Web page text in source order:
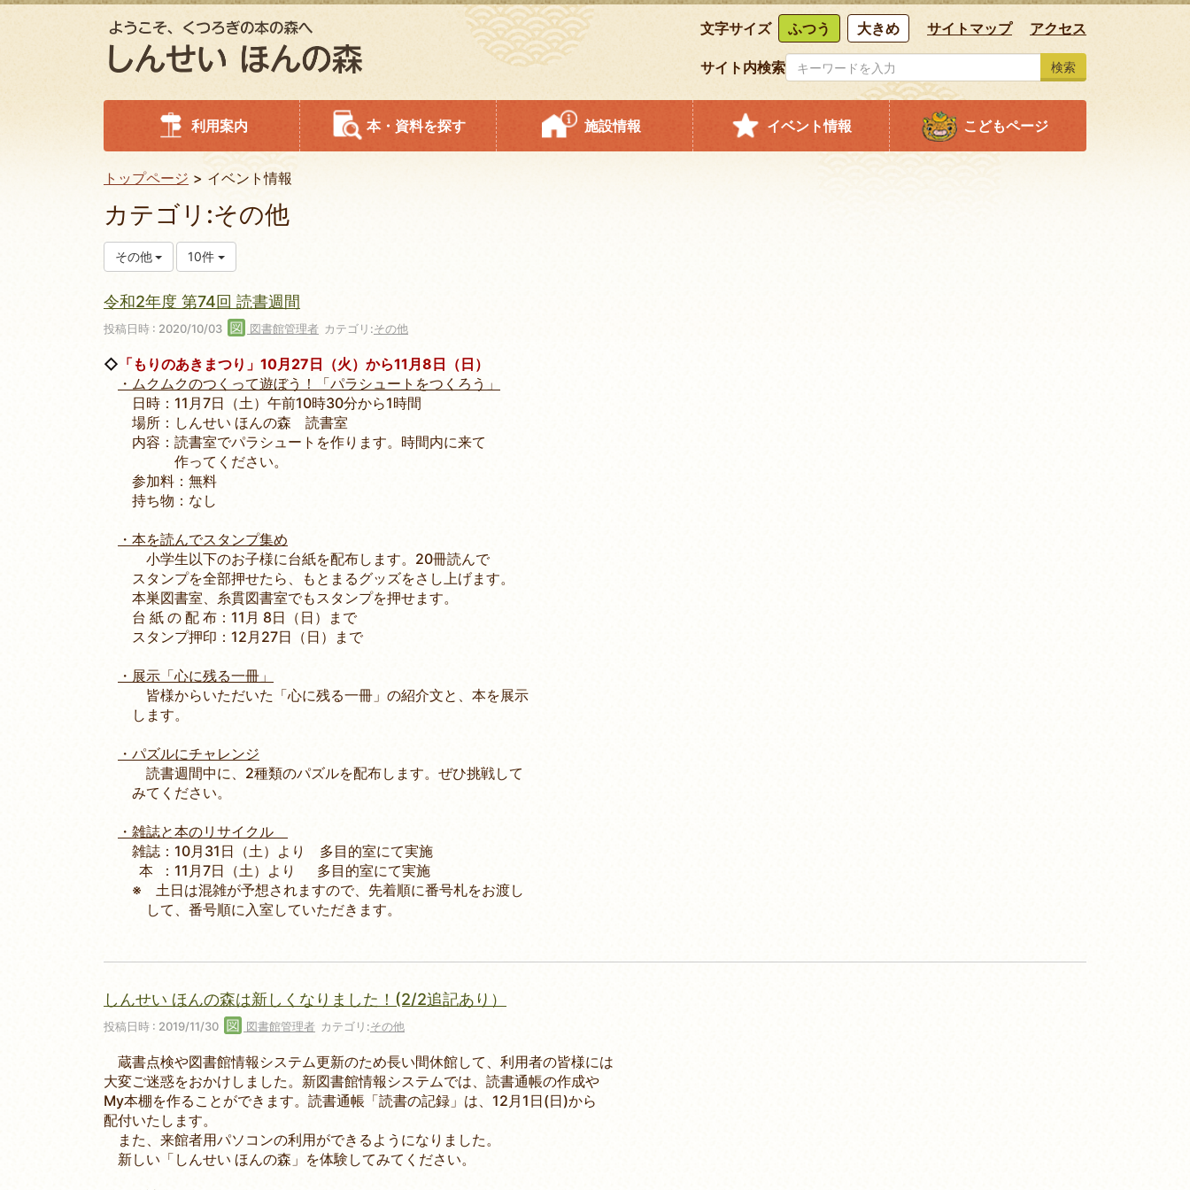
文字サイズ ふつう 大きめ サイトマップ アクセス
サイト内検索 検索
利用案内 本・資料を探す 施設情報 イベント情報 こどもページ
トップページ イベント情報
カテゴリ:その他
その他 10件
令和2年度 第74回 読書週間
投稿日時 : 2020/10/03 図書館管理者 カテゴリ:その他
◇ 「もりのあきまつり」10月27日（火）から11月8日（日）
・ムクムクのつくって遊ぼう！「パラシュートをつくろう」
日時：11月7日（土）午前10時30分から1時間
場所：しんせい ほんの森 読書室
内容：読書室でパラシュートを作ります。時間内に来て
作ってください。
参加料：無料
持ち物：なし
・本を読んでスタンプ集め
小学生以下のお子様に台紙を配布します。20冊読んで
スタンプを全部押せたら、もとまるグッズをさし上げます。
本巣図書室、糸貫図書室でもスタンプを押せます。
台 紙 の 配 布：11月 8日（日）まで
スタンプ押印：12月27日（日）まで
・展示「心に残る一冊」
皆様からいただいた「心に残る一冊」の紹介文と、本を展示
します。
・パズルにチャレンジ
読書週間中に、2種類のパズルを配布します。ぜひ挑戦して
みてください。
・雑誌と本のリサイクル
雑誌：10月31日（土）より 多目的室にて実施
本 ：11月7日（土）より 多目的室にて実施
※ 土日は混雑が予想されますので、先着順に番号札をお渡し
して、番号順に入室していただきます。
しんせい ほんの森は新しくなりました！(2/2追記あり）
投稿日時 : 2019/11/30 図書館管理者 カテゴリ:その他
蔵書点検や図書館情報システム更新のため長い間休館して、利用者の皆様には
大変ご迷惑をおかけしました。新図書館情報システムでは、読書通帳の作成や
My本棚を作ることができます。読書通帳「読書の記録」は、12月1日(日)から
配付いたします。
また、来館者用パソコンの利用ができるようになりました。
新しい「しんせい ほんの森」を体験してみてください。